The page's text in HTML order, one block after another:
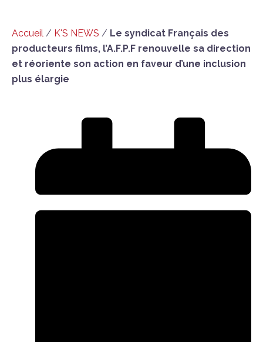
Accueil / K'S NEWS / Le syndicat Français des
producteurs films, l’A.F.P.F renouvelle sa direction
et réoriente son action en faveur d’une inclusion
plus élargie